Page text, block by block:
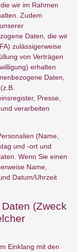
wir im Rahmen
Zudem
Daten, die wir
zulässigerweise
von Verträgen
erhalten
Daten,
Presse,
verarbeiten
(Name,
und -ort und
Wenn Sie einen
Name,
Datum/Uhrzeit
(Zweck
Einklang mit den